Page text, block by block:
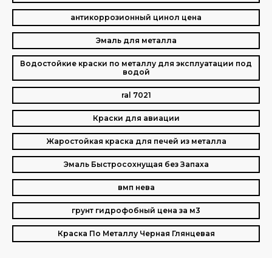
антикоррозионный цинол цена
Эмаль для металла
Водостойкие краски по металлу для эксплуатации под
водой
ral 7021
Краски для авиации
Жаростойкая краска для печей из металла
Эмаль Быстросохнущая без Запаха
вмп нева
грунт гидрофобный цена за м3
Краска По Металлу Черная Глянцевая